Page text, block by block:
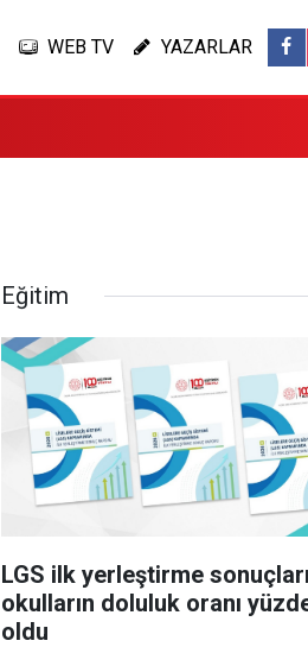
WEB TV YAZARLAR
Eğitim
LGS ilk yerleştirme
okulların doluluk oranı
oldu